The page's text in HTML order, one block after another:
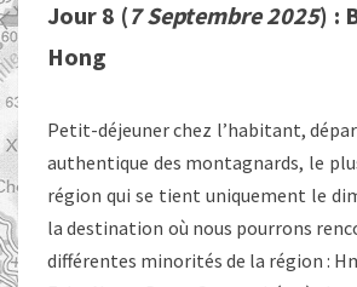
Jour 8 (7 Septembre 2025) :
Hong
Petit-déjeuner chez l’habitant,
authentique des montagnards, le
région qui se tient uniquement le
la destination où nous pourrons
différentes minorités de la région :